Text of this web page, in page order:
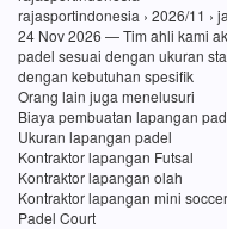
rajasportindonesia › 2026/11 ›
24 Nov 2026 — Tim ahli kami
padel sesuai dengan ukuran
dengan kebutuhan spesifik
Orang lain juga menelusuri
Biaya pembuatan lapangan
Ukuran lapangan padel
Kontraktor lapangan Futsal
Kontraktor lapangan olah
Kontraktor lapangan mini soccer
Padel Court